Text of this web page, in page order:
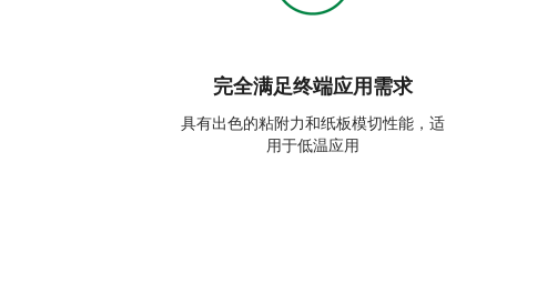
完全满足终端应用需求
具有出色的粘附力和纸板模切性能，适
用于低温应用